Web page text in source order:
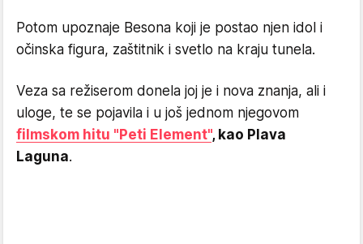
Potom upoznaje Besona koji je postao njen idol i
očinska figura, zaštitnik i svetlo na kraju tunela.
Veza sa režiserom donela joj je i nova znanja, ali i
uloge, te se pojavila i u još jednom njegovom
filmskom hitu "Peti Element", kao Plava
Laguna.